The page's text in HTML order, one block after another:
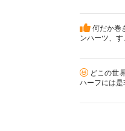
何だか巻
ンハーツ、
どこの世
ハーフには是